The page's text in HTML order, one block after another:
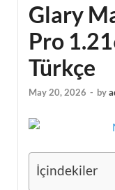
Glary
Pro
Türkçe
May 20, 2026 - by
İçindekiler